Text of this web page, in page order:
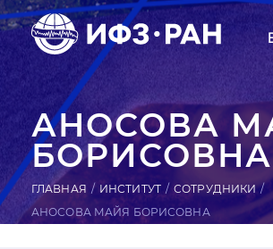
АНОСОВА
БО­РИСОВ­НА
ГЛАВНАЯ ИНСТИТУТ
СОТРУДНИКИ
АНОСОВА МАЙЯ БОРИСОВНА